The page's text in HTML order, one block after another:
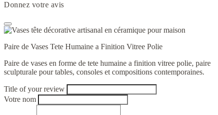
Donnez votre avis
Paire de Vases Tete Humaine a Finition Vitree Polie
Paire de vases en forme de tete humaine a finition vitree polie, paire
sculpturale pour tables, consoles et compositions contemporaines.
Title of your review
Votre nom